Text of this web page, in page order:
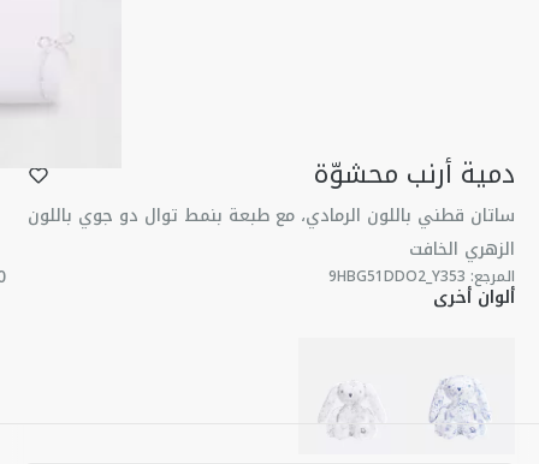
دمية أرنب محشوّة
ساتان قطني باللون الرمادي، مع طبعة بنمط توال دو جوي باللون
الزهري الخافت
المرجع:
9HBG51DDO2_Y353
ألوان أخرى
‏2,500.00 ر.س.‏